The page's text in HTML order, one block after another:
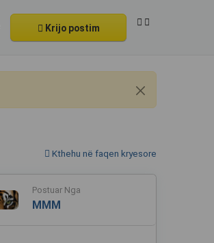
Krijo postim
Kthehu në faqen kryesore
Postuar Nga
MMM